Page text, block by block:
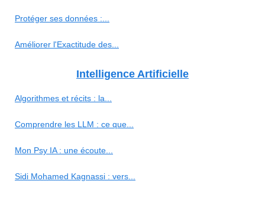
Protéger ses données :...
Améliorer l'Exactitude des...
Intelligence Artificielle
Algorithmes et récits : la...
Comprendre les LLM : ce que...
Mon Psy IA : une écoute...
Sidi Mohamed Kagnassi : vers...